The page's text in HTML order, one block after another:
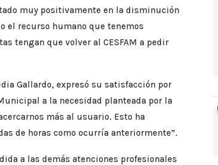
muy positivamente en la disminución
el recurso humano que tenemos
tengan que volver al CESFAM a pedir
Gallardo, expresó su satisfacción por
a la necesidad planteada por la
más al usuario. Esto ha
de horas como ocurría anteriormente”.
a las demás atenciones profesionales